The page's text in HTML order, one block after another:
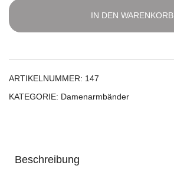
IN DEN WARENKORB
ARTIKELNUMMER: 147
KATEGORIE: Damenarmbänder
Beschreibung